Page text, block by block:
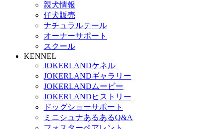
親犬情報
仔犬販売
ナチュラルテール
オーナーサポート
スクール
KENNEL
JOKERLANDケネル
JOKERLANDギャラリー
JOKERLANDムービー
JOKERLANDヒストリー
ドッグショーサポート
ミニシュナあるあるQ&A